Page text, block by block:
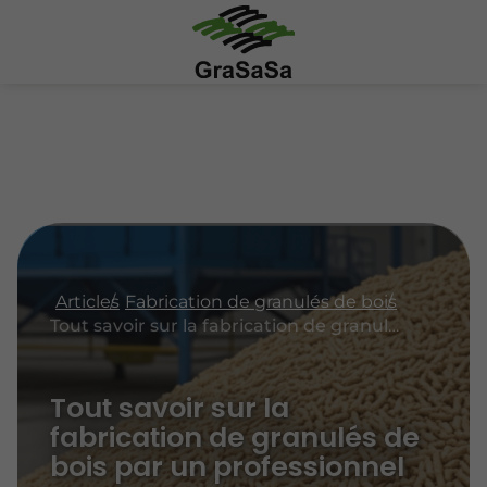
Articles Fabrication de granulés de bois
Tout savoir sur la fabrication de granulés de bois par un professionnel
Tout savoir sur la
fabrication de granulés de
bois par un professionnel